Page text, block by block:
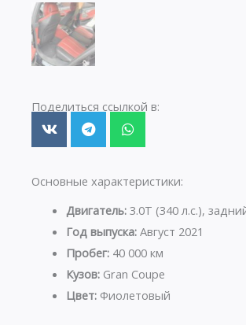
Поделиться ссылкой в:
Основные характеристики:
Двигатель:3.0T (340 л.с.),
Год выпуска:Август 2021
Пробег:40 000 км
Кузов:Gran Coupe
Цвет:Фиолетовый